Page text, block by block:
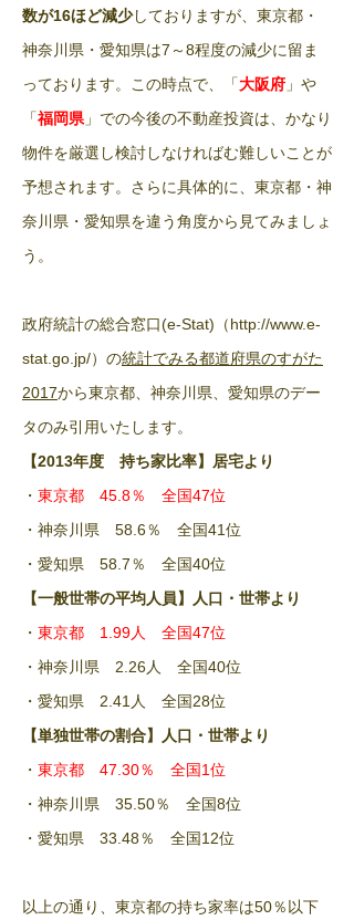
数が16ほど減少しておりますが、東京都・
神奈川県・愛知県は7～8程度の減少に留ま
っております。 この時点で、「大阪府 」や
「福岡県」での今後の不動産投資は、かなり
物件を厳選し検討しなければむ難しいことが
予想されます。 さらに具体的に、東京都・神
奈川県・愛知県を違う角度から見てみましょ
う。
政府統計の総合窓口(e-Stat)（http://www.e-
stat.go.jp/） の統計でみる都道府県のすがた
2017から東京都、神奈川県、愛知県のデー
タのみ引用いたします。
​【2013年度 持ち家比率】居宅より
・ 東京都 45.8％ 全国47位
・神奈川県
58.6％ 全国41位
・愛知県
58.7％ 全国40位
​【一般世帯の平均人員】人口・世帯より
・ 東京都 1.99人 全国47位
・神奈川県
2.26人 全国40位
・愛知県
2.41人 全国28位
​【単独世帯の割合】人口・世帯より
・ 東京都 47.30％ 全国1位
・神奈川県
35.50％ 全国8位
・愛知県
33.48％ 全国12位
以上の通り、東京都の持ち家率は50％以下